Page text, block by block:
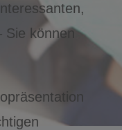
Sie können